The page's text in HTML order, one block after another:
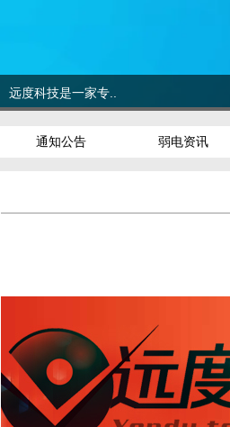
远度科技是一家专..
通知公告 弱电资讯